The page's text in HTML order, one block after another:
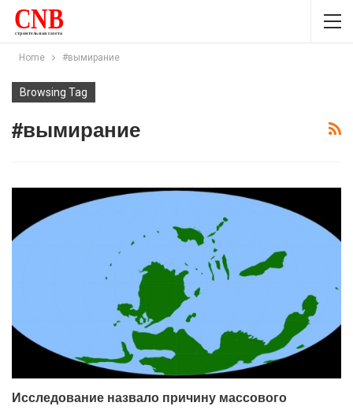
Home #вымирание
Browsing Tag
#вымирание
Исследование назвало причину массового